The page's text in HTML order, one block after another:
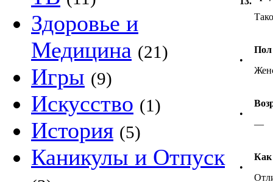
Здоровье и
Медицина (21)
Игры (9)
Искусство (1)
История (5)
Каникулы и Отпуск
•
Пол
•
—
•
Как